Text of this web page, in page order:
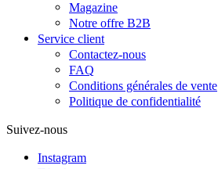
Magazine
Notre offre B2B
Service client
Contactez-nous
FAQ
Conditions générales de vente
Politique de confidentialité
Suivez-nous
Instagram